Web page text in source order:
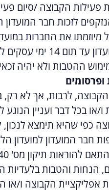
הקבוצה /סיום
לזכות חבר
מיוזמתו את החברות
מרשימת חברי
ההטבות ולא יהיה
לרבות, אך לא רק,
ו/או בכל דבר ועניין
כפי שהיא תימצא
חבר המועדון למועדון